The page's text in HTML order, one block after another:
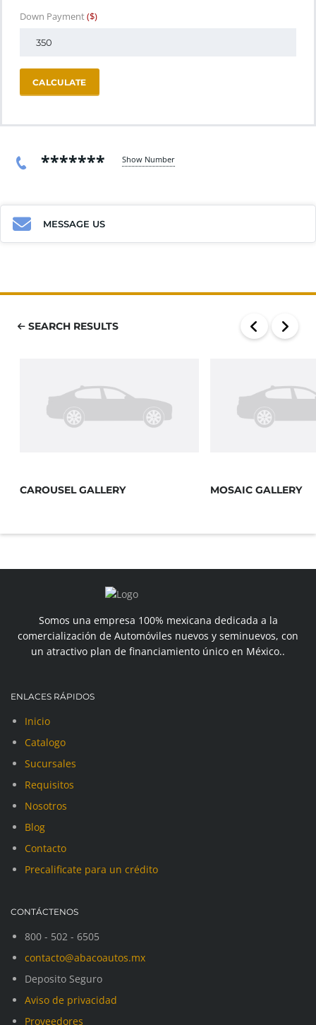
Down Payment($)
CALCULATE
******* Show Number
MESSAGE US
SEARCH RESULTS
CAROUSEL GALLERY MOSAIC GALLERY
Somos una empresa 100% mexicana dedicada a la
comercialización de Automóviles nuevos y seminuevos, con
un atractivo plan de financiamiento único en México..
ENLACES RÁPIDOS
Inicio
Catalogo
Sucursales
Requisitos
Nosotros
Blog
Contacto
Precalificate para un crédito
CONTÁCTENOS
800 - 502 - 6505
contacto@abacoautos.mx
Deposito Seguro
Aviso de privacidad
Proveedores